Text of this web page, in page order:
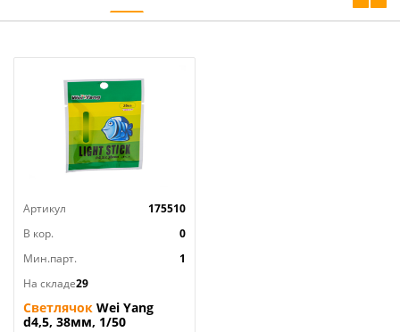
Артикул
175510
В кор.
0
Мин.парт.
1
На складе29
Светлячок Wei Yang
d4,5, 38мм, 1/50